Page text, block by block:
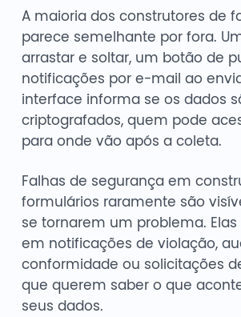
A maioria dos construtores de
parece semelhante por fora.
arrastar e soltar, um botão de
notificações por e-mail ao
interface informa se os dados
criptografados, quem pode
para onde vão após a coleta.
Falhas de segurança em
formulários raramente são
se tornarem um problema.
em notificações de violação,
conformidade ou solicitações
que querem saber o que
seus dados.